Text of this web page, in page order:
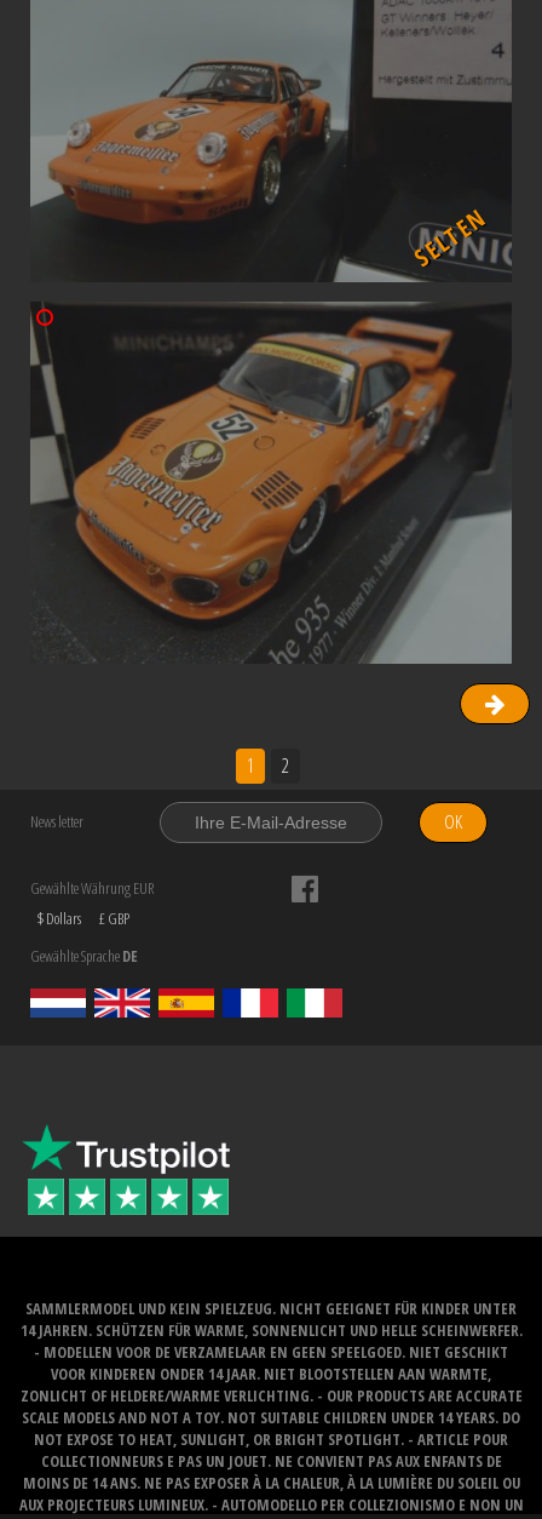
SELTEN
1 2
News letter OK
Gewählte Währung EUR
$ Dollars
£ GBP
Gewählte SpracheDE
SAMMLERMODEL UND KEIN SPIELZEUG. NICHT GEEIGNET FÜR KINDER UNTER
14 JAHREN. SCHÜTZEN FÜR WARME, SONNENLICHT UND HELLE SCHEINWERFER.
- MODELLEN VOOR DE VERZAMELAAR EN GEEN SPEELGOED. NIET GESCHIKT
VOOR KINDEREN ONDER 14 JAAR. NIET BLOOTSTELLEN AAN WARMTE,
ZONLICHT OF HELDERE/WARME VERLICHTING. - OUR PRODUCTS ARE ACCURATE
SCALE MODELS AND NOT A TOY. NOT SUITABLE CHILDREN UNDER 14 YEARS. DO
NOT EXPOSE TO HEAT, SUNLIGHT, OR BRIGHT SPOTLIGHT. - ARTICLE POUR
COLLECTIONNEURS E PAS UN JOUET. NE CONVIENT PAS AUX ENFANTS DE
MOINS DE 14 ANS. NE PAS EXPOSER À LA CHALEUR, À LA LUMIÈRE DU SOLEIL OU
AUX PROJECTEURS LUMINEUX. - AUTOMODELLO PER COLLEZIONISMO E NON UN